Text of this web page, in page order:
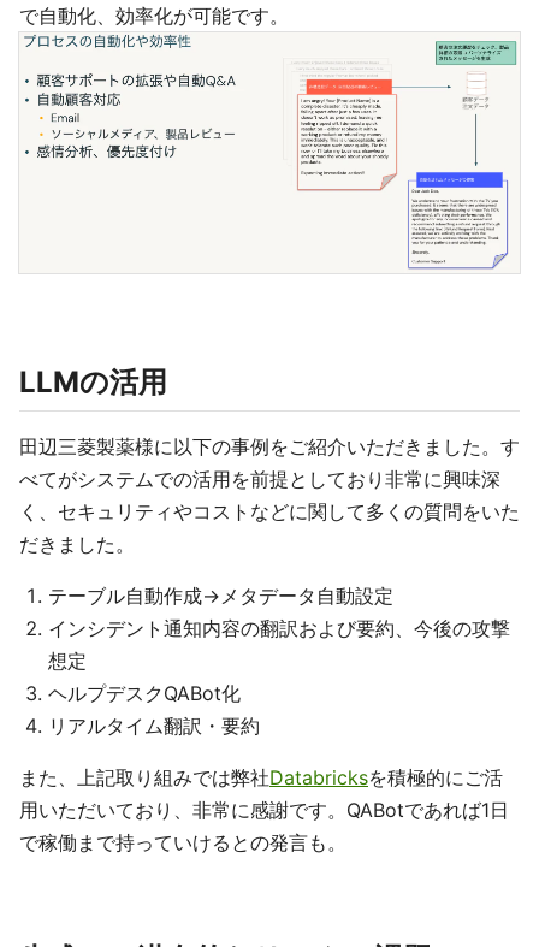
で自動化、効率化が可能です。
LLMの活用
田辺三菱製薬様に以下の事例をご紹介いただきました。す
べてがシステムでの活用を前提としており非常に興味深
く、セキュリティやコストなどに関して多くの質問をいた
だきました。
テーブル自動作成→メタデータ自動設定
インシデント通知内容の翻訳および要約、今後の攻撃
想定
ヘルプデスクQABot化
リアルタイム翻訳・要約
また、上記取り組みでは弊社Databricksを積極的にご活
用いただいており、非常に感謝です。QABotであれば1日
で稼働まで持っていけるとの発言も。